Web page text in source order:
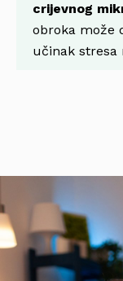
crijevnog
obroka može
učinak stresa